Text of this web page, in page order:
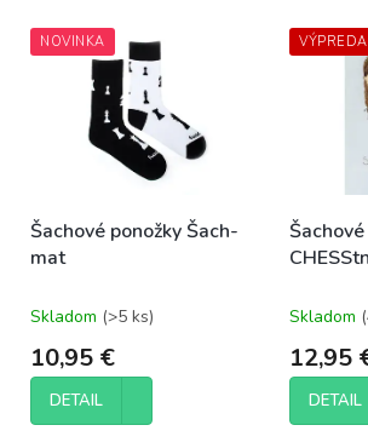
p
r
o
v
V
ý
d
u
t
o
v
NOVINKA
Šachové ponožky Šach-
mat
Skladom (>5 ks)
10,95 €
DETAIL
Skladom
12,95
DETAIL